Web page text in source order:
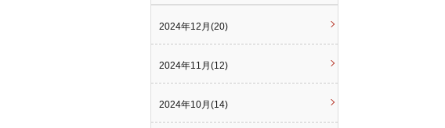
2024年12月(20)
2024年11月(12)
2024年10月(14)